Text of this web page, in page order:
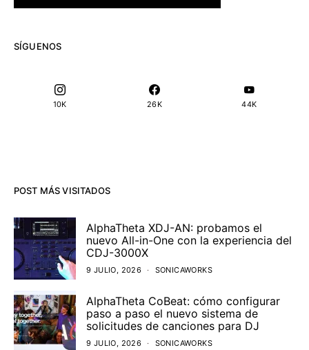
SÍGUENOS
10K 26K 44K
POST MÁS VISITADOS
AlphaTheta XDJ-AN: probamos el
nuevo All-in-One con la experiencia del
CDJ-3000X
9 JULIO, 2026 SONICAWORKS
AlphaTheta CoBeat: cómo configurar
paso a paso el nuevo sistema de
solicitudes de canciones para DJ
9 JULIO, 2026 SONICAWORKS